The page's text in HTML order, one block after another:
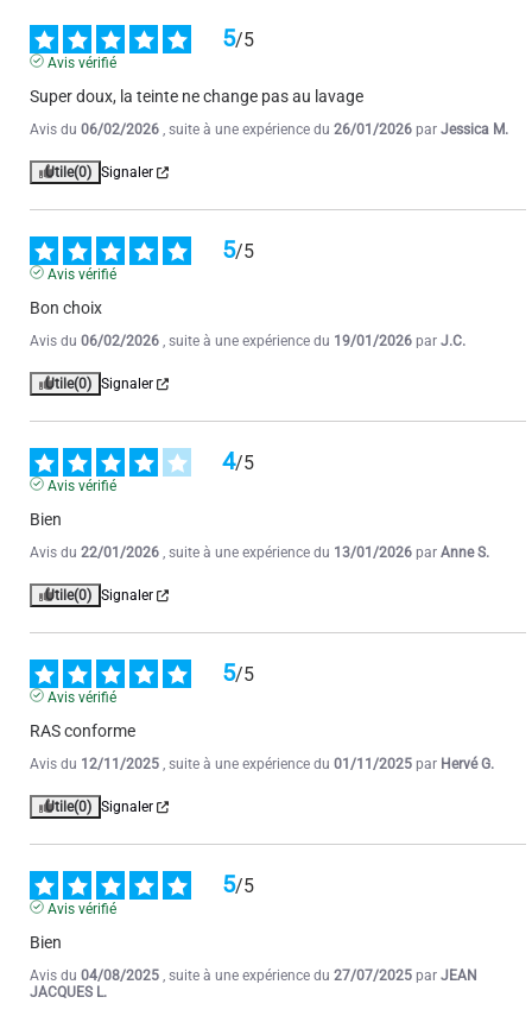
Utile(0) Signaler
5/5
Avis vérifié
RAS conforme
Utile(0) Signaler
Avis vérifié
Bien
JACQUES L.
Utile(0) Signaler
5/5
Avis vérifié
Super doux, la teinte ne change pas au lavage
Avis du 06/02/2026 , suite à une expérience du 26/01/2026 par Jessica M.
Utile(0) Signaler
5/5
Avis vérifié
Bon choix
Avis du 06/02/2026 , suite à une expérience du 19/01/2026 par J.C.
Utile(0) Signaler
4/5
Avis vérifié
Bien
Avis du 22/01/2026 , suite à une expérience du 13/01/2026 par Anne S.
Utile(0) Signaler
5/5
Avis vérifié
RAS conforme
Avis du 12/11/2025 , suite à une expérience du 01/11/2025 par Hervé G.
Utile(0) Signaler
5/5
Avis vérifié
Bien
Avis du 04/08/2025 , suite à une expérience du 27/07/2025 par JEAN
JACQUES L.